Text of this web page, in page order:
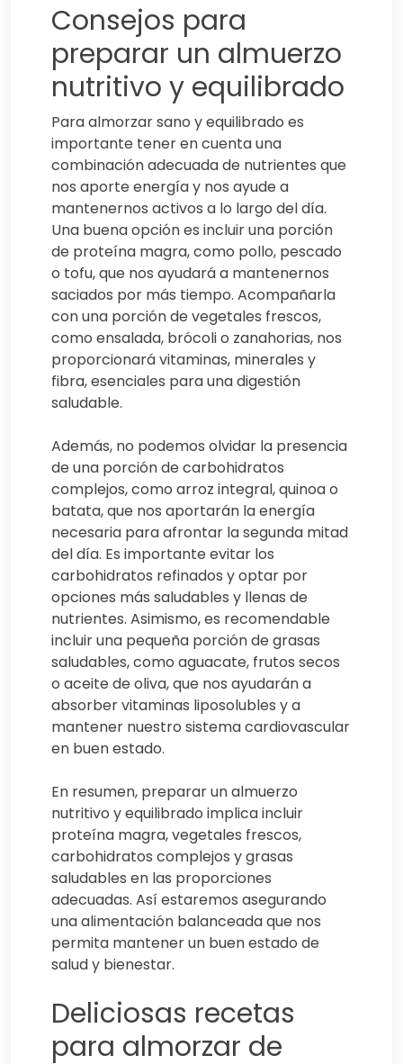
Consejos para
preparar un almuerzo
nutritivo y equilibrado
Para almorzar sano y equilibrado es
importante tener en cuenta una
combinación adecuada de nutrientes que
nos aporte energía y nos ayude a
mantenernos activos a lo largo del día.
Una buena opción es incluir una porción
de proteína magra, como pollo, pescado
o tofu, que nos ayudará a mantenernos
saciados por más tiempo. Acompañarla
con una porción de vegetales frescos,
como ensalada, brócoli o zanahorias, nos
proporcionará vitaminas, minerales y
fibra, esenciales para una digestión
saludable.
Además, no podemos olvidar la presencia
de una porción de carbohidratos
complejos, como arroz integral, quinoa o
batata, que nos aportarán la energía
necesaria para afrontar la segunda mitad
del día. Es importante evitar los
carbohidratos refinados y optar por
opciones más saludables y llenas de
nutrientes. Asimismo, es recomendable
incluir una pequeña porción de grasas
saludables, como aguacate, frutos secos
o aceite de oliva, que nos ayudarán a
absorber vitaminas liposolubles y a
mantener nuestro sistema cardiovascular
en buen estado.
En resumen, preparar un almuerzo
nutritivo y equilibrado implica incluir
proteína magra, vegetales frescos,
carbohidratos complejos y grasas
saludables en las proporciones
adecuadas. Así estaremos asegurando
una alimentación balanceada que nos
permita mantener un buen estado de
salud y bienestar.
Deliciosas recetas
para almorzar de